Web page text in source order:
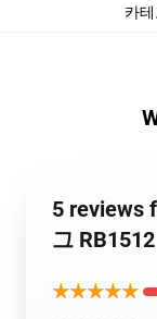
카
5 reviews
그 RB1512
★★★★★